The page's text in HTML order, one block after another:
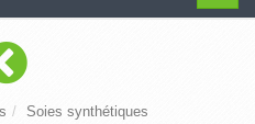
Menu
Soies synthétiques